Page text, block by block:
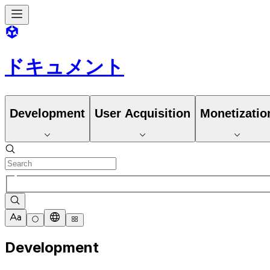
ドキュメント
Development User Acquisition
Development